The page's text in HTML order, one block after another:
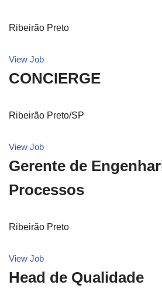
Ribeirão Preto
View Job
CONCIERGE
Ribeirão Preto/SP
View Job
Gerente de
Processos
Ribeirão Preto
View Job
Head de Qualidade